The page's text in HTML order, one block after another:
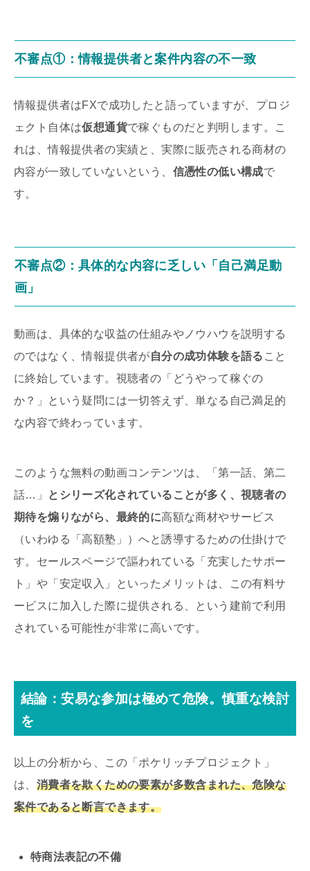
不審点①：情報提供者と案件内容の不一致
情報提供者はFXで成功したと語っていますが、プロジ
ェクト自体は仮想通貨で稼ぐものだと判明します。こ
れは、情報提供者の実績と、実際に販売される商材の
内容が一致していないという、 信憑性の低い構成で
す。
不審点②：具体的な内容に乏しい「自己満足動
画」
動画は、具体的な収益の仕組みやノウハウを説明する
のではなく、情報提供者が自分の成功体験を語る こと
に終始しています。視聴者の「どうやって稼ぐの
か？」という疑問には一切答えず、単なる自己満足的
な内容で終わっています。
このような無料の動画コンテンツは、「第一話、第二
話…」
とシリーズ化されていることが多く、視聴者の
期待を煽りながら、最終的に高額な商材やサービス
（いわゆる「高額塾」）へと誘導するための仕掛けで
す。セールスページで謳われている「充実したサポー
ト」や「安定収入」といったメリットは、この有料サ
ービスに加入した際に提供される、という建前で利用
されている可能性が非常に高いです。
結論：安易な参加は極めて危険。慎重な検討
を
以上の分析から、この「ポケリッチプロジェクト」
は、 消費者を欺くための要素が多数含まれた、危険な
案件であると断言できます。
特商法表記の不備